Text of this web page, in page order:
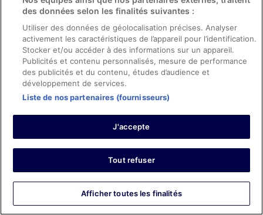
10/10 Excellent
Michelle
9 avr. 2025
Les points forts : Propreté, personnel et service, équipements
et infrastructures et conditions de l’hébergement
Traduire avec Google
Lovely hotel, great location to train station
Séjour de 2 nuits en avril 2025
Avis vérifié
Sinisa
Les points forts : Propreté, personnel et service, équipements
des données selon les finalités suivantes :
Utiliser des données de géolocalisation précises. Analyser
activement les caractéristiques de l’appareil pour l’identification.
Stocker et/ou accéder à des informations sur un appareil.
Publicités et contenu personnalisés, mesure de performance
des publicités et du contenu, études d’audience et
développement de services.
Liste de nos partenaires (fournisseurs)
J'accepte
Tout refuser
Afficher toutes les finalités